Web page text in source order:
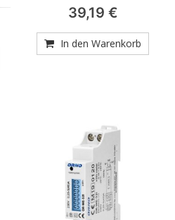
39,19 €
In den Warenkorb